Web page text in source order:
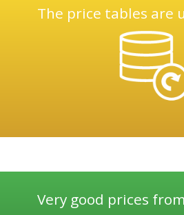
The price tables are
Very good prices